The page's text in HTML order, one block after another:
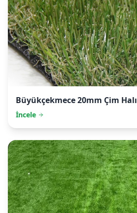
Büyükçekmece20mm Çim Halı
İncele